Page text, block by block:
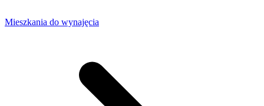
Mieszkania do wynajęcia